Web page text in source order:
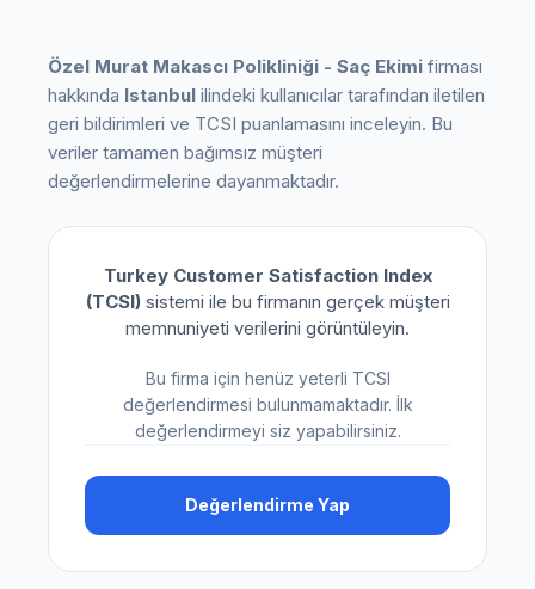
Özel Murat Makascı Polikliniği - Saç Ekimi firması
hakkında Istanbul ilindeki kullanıcılar tarafından iletilen
geri bildirimleri ve TCSI puanlamasını inceleyin. Bu
veriler tamamen bağımsız müşteri
değerlendirmelerine dayanmaktadır.
Turkey Customer Satisfaction Index
(TCSI)sistemi ile bu firmanın gerçek müşteri
memnuniyeti verilerini görüntüleyin.
Bu firma için henüz yeterli TCSI
değerlendirmesi bulunmamaktadır. İlk
değerlendirmeyi siz yapabilirsiniz.
Değerlendirme Yap